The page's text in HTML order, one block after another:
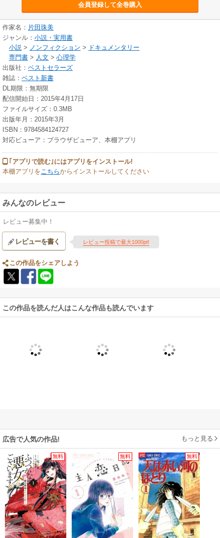
会員登録して全巻購入
作家名： 片田珠美
ジャンル： 小説・実用書
小説 > ノンフィクション > ドキュメンタリー
専門書 > 人文 > 心理学
出版社： ベストセラーズ
雑誌： ベスト新書
DL期限：無期限
配信開始日：2015年4月17日
ファイルサイズ：0.3MB
出版年月：2015年3月
ISBN：9784584124727
対応ビューア：ブラウザビューア、本棚アプリ
｢アプリで読む｣にはアプリをインストール!
本棚アプリを こちらからインストールしてください
みんなのレビュー
レビュー募集中！
レビューを書く レビュー投稿で最大1000pt!
この作品をシェアしよう
この作品を読んだ人はこんな作品も読んでいます
広告で人気の作品! もっと見る
無料 無料 無料